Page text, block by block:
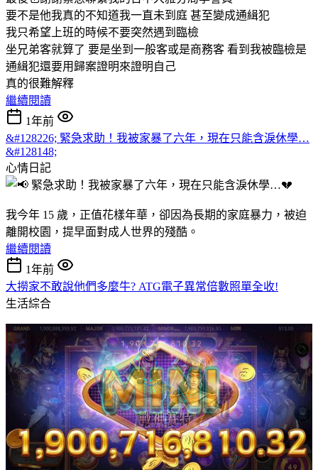
要不是他我真的不知道我一直未到庭 甚至變成通緝犯
我只希望上班的時候不要突然遇到臨檢
坐兄弟客就算了 要是坐到一般客或是商務客 看到我被臨檢是
通緝犯還要用歸案證明來證明自己
真的很難解釋
繼續閱讀
1年前
&#128226; 緊急求助！我被家暴了六年，現在只能含淚休學…
&#128148;
心情日記
我今年 15 歲，正值花樣年華，卻因為長期的家庭暴力，被迫
離開校園，提早面對成人世界的殘酷。
繼續閱讀
1年前
大撈家不敢說他們多麼牛? ATG電子異常倍數照單全收!
生活綜合